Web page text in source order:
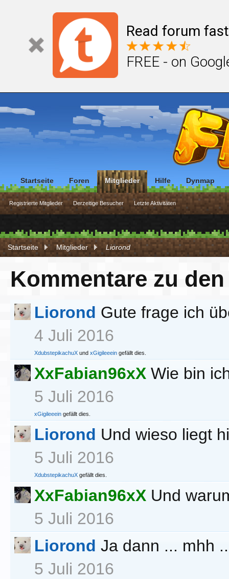
Read forum
FREE - on
Startseite Mitglieder Liorond
Kommentare zu
Liorond Gute frage ich
4 Juli 2016
XdubstepikachuX und xGigileeein gefällt dies.
XxFabian96xX Wie bin
5 Juli 2016
xGigileeein gefällt dies.
Liorond Und wieso liegt
5 Juli 2016
XdubstepikachuX gefällt dies.
XxFabian96xX Und
5 Juli 2016
Liorond Ja dann ... mhh
5 Juli 2016
Startseite Foren Mitglieder
Registrierte Mitglieder Derzeitige Besucher Letzte Aktivitäten
Hilfe Dynmap